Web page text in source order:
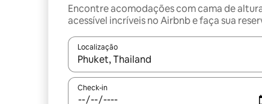
Encontre acomodações com cama de
acessível incríveis no Airbnb e faça sua
Localização
Quando os resultados estiverem disponíveis,
Check-in